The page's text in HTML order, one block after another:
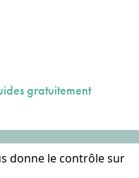
gratuitement
donne le contrôle sur